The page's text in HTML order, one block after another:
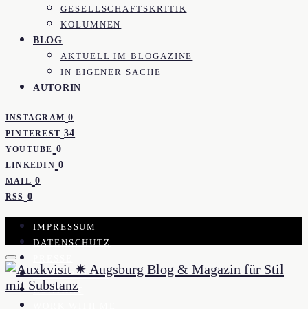
GESELLSCHAFTSKRITIK
KOLUMNEN
BLOG
AKTUELL IM BLOGAZINE
IN EIGENER SACHE
AUTORIN
INSTAGRAM 0
PINTEREST 34
YOUTUBE 0
LINKEDIN 0
MAIL 0
RSS 0
IMPRESSUM
DATENSCHUTZ
KOOPERATION
KONTAKT